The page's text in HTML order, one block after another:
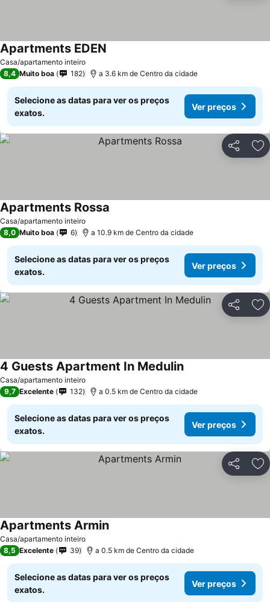
Casa/apartamento inteiro
Apartments EDEN
8,4 Muito boa 182 a 3.6 km de Centro da cidade
Selecione as datas para ver os preços
exatos.
Ver preços
Partilhar
Casa/apartamento inteiro
Apartments Rossa
8,0 Muito boa 6 a 10.9 km de Centro da cidade
Selecione as datas para ver os preços
exatos.
Ver preços
Partilhar
Casa/apartamento inteiro
4 Guests Apartment In Medulin
9,7 Excelente 132 a 0.5 km de Centro da cidade
Selecione as datas para ver os preços
exatos.
Ver preços
Partilhar
Casa/apartamento inteiro
Apartments Armin
8,5 Excelente 39 a 0.5 km de Centro da cidade
Selecione as datas para ver os preços
exatos.
Ver preços